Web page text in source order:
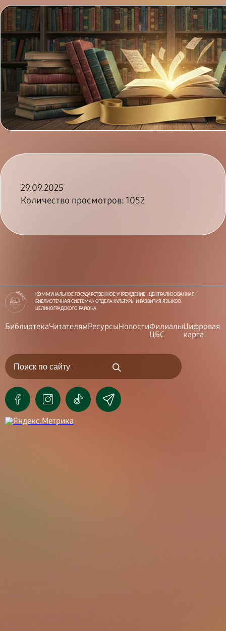
KZ | RU
Читателям
Филиалы
ЦБС
карта
29.09.2025
Количество просмотров: 1052
КОММУНАЛЬНОЕ ГОСУДАРСТВЕННОЕ УЧРЕЖДЕНИЕ «ЦЕНТРАЛИЗОВАННАЯ
БИБЛИОТЕЧНАЯ СИСТЕМА» ОТДЕЛА КУЛЬТУРЫ И РАЗВИТИЯ ЯЗЫКОВ
ЦЕЛИНОГРАДСКОГО РАЙОНА
БиблиотекаЧитателямРесурсыНовостиФилиалы
ЦБС
Цифровая
карта